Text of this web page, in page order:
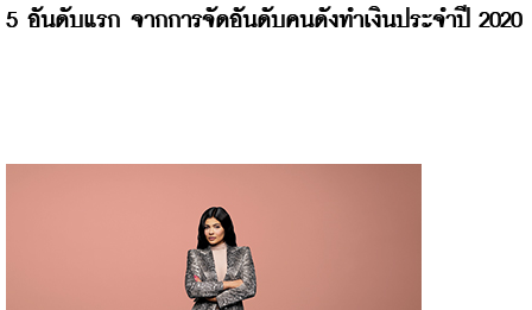
5 อันดับแรก จากการจัดอันดับคนดังทำเงินประจำปี 2020